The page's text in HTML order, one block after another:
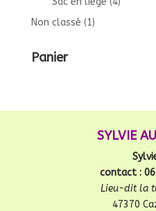
Non classé (1)
Panier
SYLVIE
contact :
Lieu-dit la
47370